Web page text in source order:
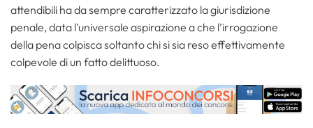
attendibili ha da sempre caratterizzato la giurisdizione
penale, data l’universale aspirazione a che l’irrogazione
della pena colpisca soltanto chi si sia reso effettivamente
colpevole di un fatto delittuoso.